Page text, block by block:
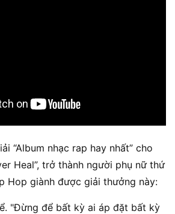
“Album nhạc rap hay nhất” cho
Heal”, trở thành người phụ nữ thứ
Hop giành được giải thưởng này:
"Đừng để bất kỳ ai áp đặt bất kỳ